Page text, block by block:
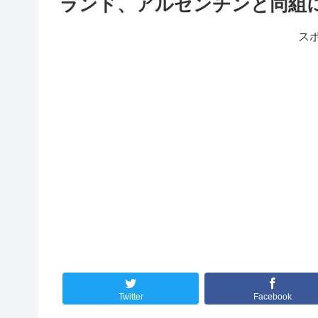
ランド、アルゼンチンと同組
ス
Twitter Facebook